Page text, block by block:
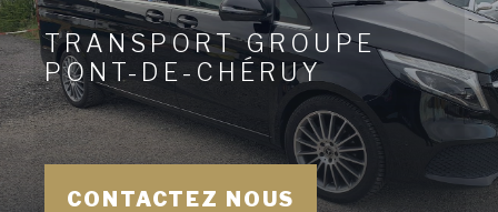
TRANSPORT GROUPE
PONT-DE-CHÉRUY
CONTACTEZ NOUS